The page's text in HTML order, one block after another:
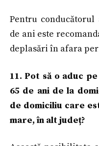
Pentru conducătorul
de ani este
deplasări în afara
11. Pot să o aduc
65 de ani de la
de domiciliu care
mare, în alt județ?